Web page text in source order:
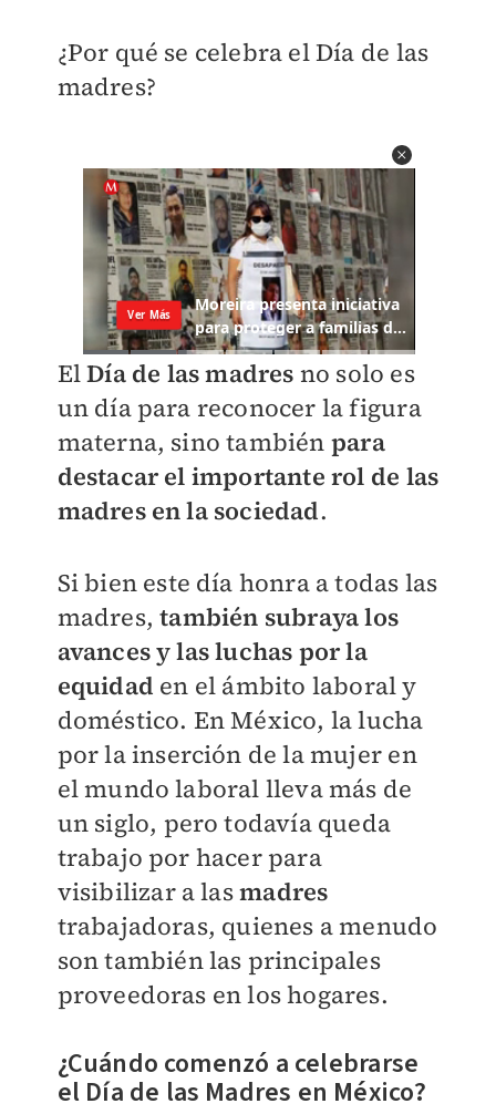
​¿Por qué se celebra el Día de las
madres?
ElDía de las madres no solo es
un día para reconocer la figura
materna, sino también para
destacar el importante rol de las
madres en la sociedad.
Si bien este día honra a todas las
madres,también subraya los
avances y las luchas por la
equidad en el ámbito laboral y
doméstico. En México, la lucha
por la inserción de la mujer en
el mundo laboral lleva más de
un siglo, pero todavía queda
trabajo por hacer para
visibilizar a lasmadres
trabajadoras, quienes a menudo
son también las principales
proveedoras en los hogares.
¿Cuándo comenzó a celebrarse
el Día de las Madres en México?